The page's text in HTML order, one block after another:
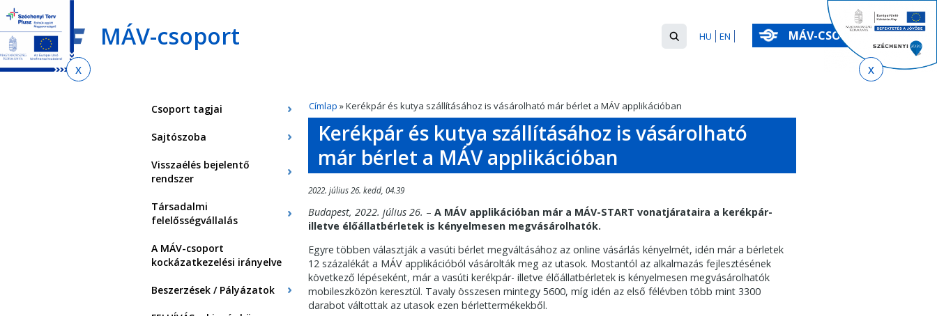
Ugrás
az
almenühöz
Ugrás
tartalomra
Ugrás
az
oldaltérképre
MÁV-csoport EN
HU
Keresés
űrlap
Keresés
MÁV-CSOPORT
Címlap » Kerékpár és kutya szállításához is vásárolható már bérlet a MÁV applikációban
Csoport tagjai
Sajtószoba
Visszaélés bejelentő
rendszer
Társadalmi
felelősségvállalás
A MÁV-csoport
kockázatkezelési irányelve
Beszerzések / Pályázatok
Kerékpár és kutya szállításához is vásárolható
már bérlet a MÁV applikációban
2022. július 26. kedd, 04.39
Budapest, 2022. július 26. – A MÁV applikációban már a MÁV-START vonatjárataira a kerékpár-
illetve élőállatbérletek is kényelmesen megvásárolhatók.
Egyre többen választják a vasúti bérlet megváltásához az online vásárlás kényelmét, idén már a bérletek
12 százalékát a MÁV applikációból vásárolták meg az utasok. Mostantól az alkalmazás fejlesztésének
következő lépéseként, már a vasúti kerékpár- illetve élőállatbérletek is kényelmesen megvásárolhatók
mobileszközön keresztül. Tavaly összesen mintegy 5600, míg idén az első félévben több mint 3300
darabot váltottak az utasok ezen bérlettermékekből.